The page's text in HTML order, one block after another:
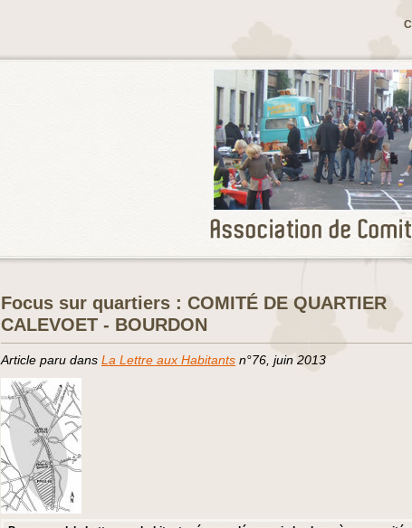
Focus sur quartiers : COMITÉ DE QUARTIER
CALEVOET - BOURDON
Article paru dans La Lettre aux Habitants n°76, juin 2013